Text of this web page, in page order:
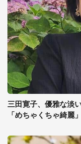
三田寛子、優雅な淡
「めちゃくちゃ綺麗